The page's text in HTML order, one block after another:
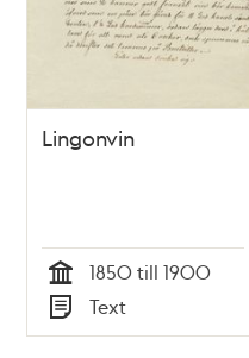
Lingonvin
Tid
1850 till 1900
Typ
Text